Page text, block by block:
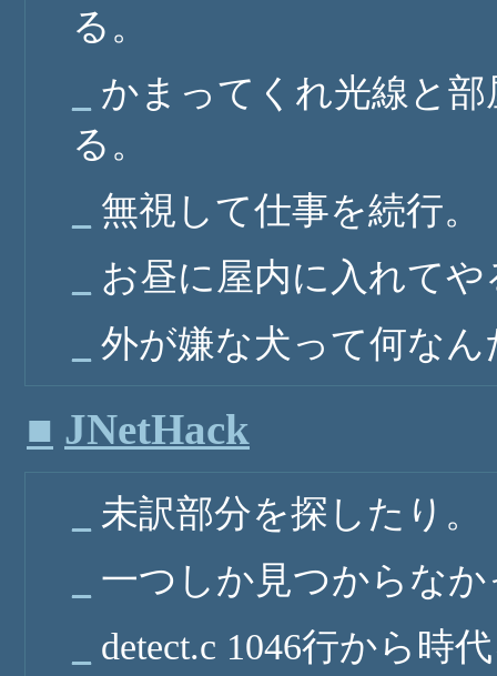
る。
かまってくれ光線と
る。
無視して仕事を続行。
お昼に屋内に入れて
外が嫌な犬って何な
■ JNetHack
未訳部分を探したり。
一つしか見つからな
detect.c 1046行から時